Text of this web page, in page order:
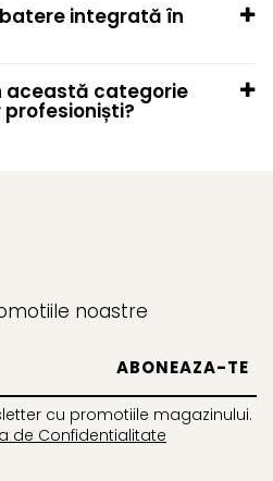
integrată în
această categorie
noastre
cu promotiile magazinului.
de Confidentialitate